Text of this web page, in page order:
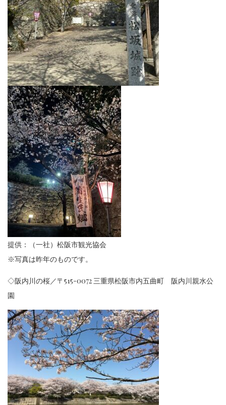
提供：（一社）松阪市観光協会
※写真は昨年のものです。
◇阪内川の桜／〒515-0072 三重県松阪市内五曲町 阪内川親水公
園